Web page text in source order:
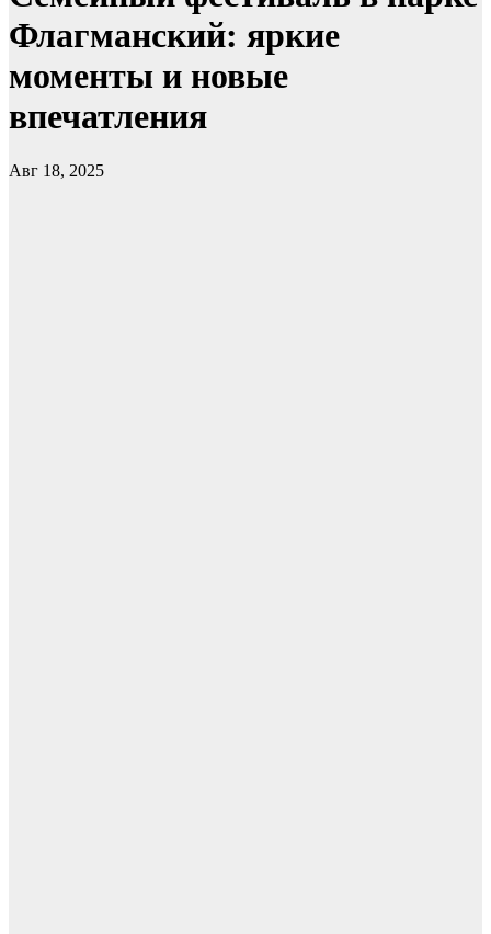
Флагманский: яркие
моменты и новые
впечатления
Авг 18, 2025